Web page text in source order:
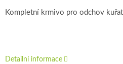
Kompletní krmivo pro odchov
Detailní informace